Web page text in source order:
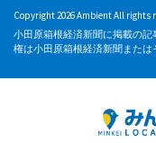
Copyright 2026 Ambient All rights
小田原箱根経済新聞に掲載の
権は小田原箱根経済新聞または